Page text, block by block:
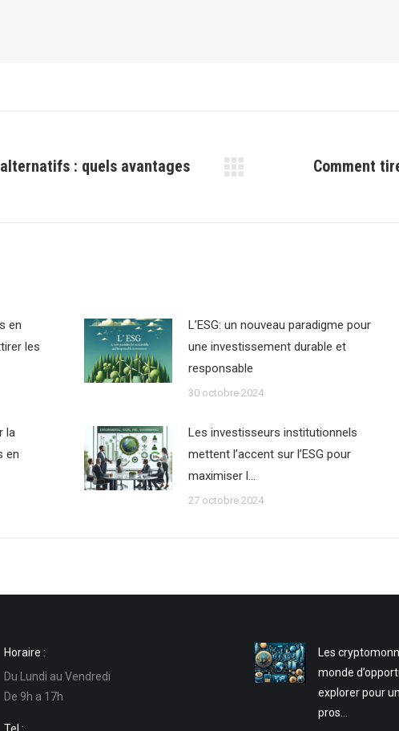
: quels avantages
:
Comment
en
les
L’ESG: un nouveau paradigme pour
une investissement durable et
responsable
30 octobre 2024
la
en
Les investisseurs institutionnels
mettent l’accent sur l’ESG pour
maximiser l…
27 octobre 2024
Horaire :
Du Lundi au Vendredi
De 9h a 17h
Les
monde
explorer pour
pros…